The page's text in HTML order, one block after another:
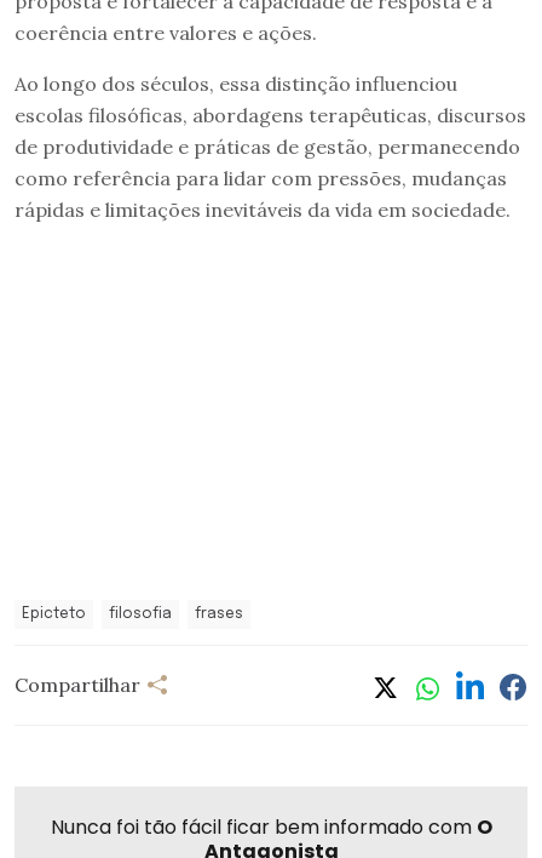
coerência entre valores e ações.
Ao longo dos séculos, essa distinção influenciou
escolas filosóficas, abordagens terapêuticas, discursos
de produtividade e práticas de gestão, permanecendo
como referência para lidar com pressões, mudanças
rápidas e limitações inevitáveis da vida em sociedade.
Epicteto filosofia frases
Compartilhar
Nunca foi tão fácil ficar bem informado com O
Antagonista